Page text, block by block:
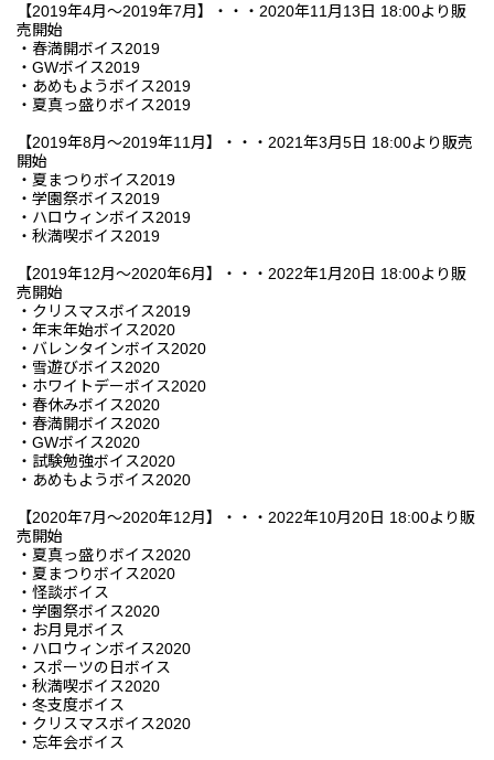
【2019年4月～2019年7月】・・・2020年11月13日 18:00より販
売開始
・春満開ボイス2019
・GWボイス2019
・あめもようボイス2019
・夏真っ盛りボイス2019
【2019年8月～2019年11月】・・・2021年3月5日 18:00より販売
開始
・夏まつりボイス2019
・学園祭ボイス2019
・ハロウィンボイス2019
・秋満喫ボイス2019
【2019年12月～2020年6月】・・・2022年1月20日 18:00より販
売開始
・クリスマスボイス2019
・年末年始ボイス2020
・バレンタインボイス2020
・雪遊びボイス2020
・ホワイトデーボイス2020
・春休みボイス2020
・春満開ボイス2020
・GWボイス2020
・試験勉強ボイス2020
・あめもようボイス2020
【2020年7月～2020年12月】・・・2022年10月20日 18:00より販
売開始
・夏真っ盛りボイス2020
・夏まつりボイス2020
・怪談ボイス
・学園祭ボイス2020
・お月見ボイス
・ハロウィンボイス2020
・スポーツの日ボイス
・秋満喫ボイス2020
・冬支度ボイス
・クリスマスボイス2020
・忘年会ボイス